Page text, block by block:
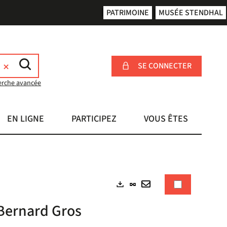
PATRIMOINE MUSÉE STENDHAL
avancée
SE CONNECTER
EN LIGNE PARTICIPEZ VOUS ÊTES
Lien
permanent
Envoyer
Gros